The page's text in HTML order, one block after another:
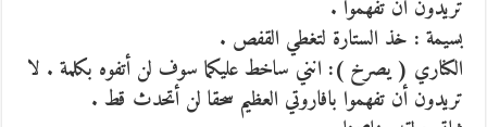
تريدون أن تفهموا .
بسيمة : خذ الستارة لتغطي القفص .
الكناري ( يصرخ ): انني ساخط عليكما سوف لن أتفوه بكلمة . لا
تريدون أن تفهموا بافاروتي العظيم سحقا لن أتحدث قط .